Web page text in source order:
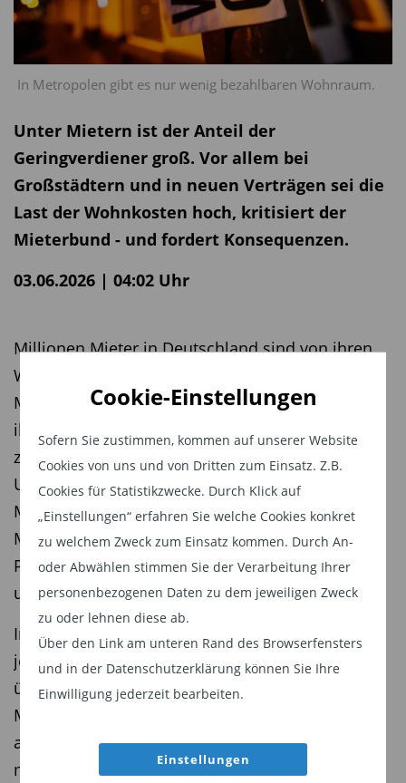
Cookie-Einstellungen
Sofern Sie zustimmen, kommen auf unserer Website
Cookies von uns und von Dritten zum Einsatz. Z.B.
Cookies für Statistikzwecke. Durch Klick auf
„Einstellungen“ erfahren Sie welche Cookies konkret
zu welchem Zweck zum Einsatz kommen. Durch An-
oder Abwählen stimmen Sie der Verarbeitung Ihrer
personenbezogenen Daten zu dem jeweiligen Zweck
zu oder lehnen diese ab.
Über den Link am unteren Rand des Browserfensters
und in der Datenschutzerklärung können Sie Ihre
Einwilligung jederzeit bearbeiten.
Einstellungen
In Metropolen gibt es nur wenig bezahlbaren Wohnraum.
Unter Mietern ist der Anteil der
Geringverdiener groß. Vor allem bei
Großstädtern und in neuen Verträgen sei die
Last der Wohnkosten hoch, kritisiert der
Mieterbund - und fordert Konsequenzen.
03.06.2026 | 04:02 Uhr
Millionen Mieter in Deutschland sind von ihren
Wohnkosten überlastet. Rund 3,2 Millionen
Mieterhaushalte wenden mehr als 40 Prozent
ihres Nettoeinkommens für das Wohnen auf,
zeigt eine Studie des Instituts Wohnen und
Umwelt (IWU) im Auftrag des Deutschen
Mieterbunds. Weitere 3,4 Millionen
Mieterhaushalte geben demnach 30 bis 40
Prozent ihres Nettoeinkommens für Kaltmiete
und Heizkosten aus.
Insgesamt ist aus Sicht von IWU und Mieterbund
jeder dritte Mieterhaushalt - rund 6,6 Millionen -
überlastet. Die Präsidentin des Deutschen
Mieterbunds, Melanie Weber-Moritz, sprach von
alarmierenden Zahlen. «Die Bundesregierung
muss jetzt Mieterinnen und Mieter vor weiteren